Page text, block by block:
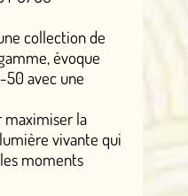
collection de
évoque
50 avec une
maximiser la
vivante qui
moments